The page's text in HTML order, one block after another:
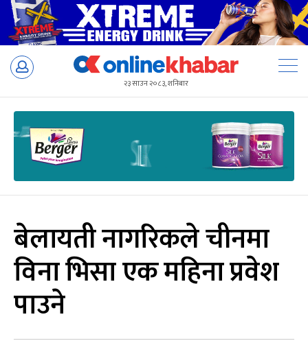
Skip
२३ साउन २०८३, शनिबार
बेलायती नागरिकले चीनमा
विना भिसा एक महिना प्रवेश
पाउने